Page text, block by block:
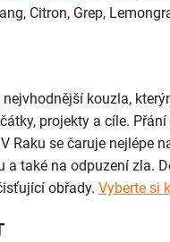
Citron, Grep,
kouzla,
projekty a cíle.
Raku se čaruje nejlépe
a také na odpuzení zla.
obřady. Vyberte si